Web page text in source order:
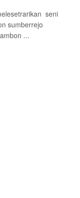
seni
sumberrejo
...